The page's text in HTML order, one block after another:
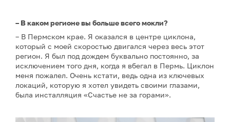
– В каком регионе вы больше всего мокли?
– В Пермском крае. Я оказался в центре циклона,
который с моей скоростью двигался через весь этот
регион. Я был под дождем буквально постоянно, за
исключением того дня, когда я вбегал в Пермь. Циклон
меня пожалел. Очень кстати, ведь одна из ключевых
локаций, которую я хотел увидеть своими глазами,
была инсталляция «Счастье не за горами».